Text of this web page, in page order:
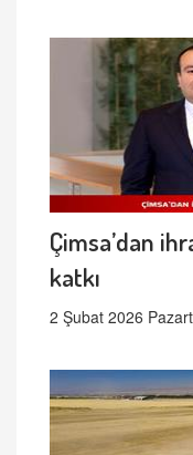
Çimsa’dan
katkı
2 Şubat 2026